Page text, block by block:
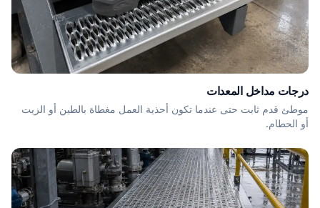
درجات مداخل المعدات
موطئ قدم ثابت حتى عندما تكون أحذية العمل مغطاة بالطين أو الزيت
أو الحطام.